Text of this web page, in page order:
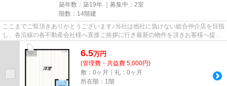
築年数：築19年 ｜募集中： 2室
階数：14階建
ここまでご覧頂きありがとうございます♪当社は他社に負けない総合仲介店を目指
し、各沿線の各不動産会社様へ直接ご挨拶に行き最新の物件を頂きお客様へ提供
しております！最新の情報は...
6.5万円
(管理費・共益費 5,000円)
敷：0ヶ月｜礼：0ヶ月
所在階：1階